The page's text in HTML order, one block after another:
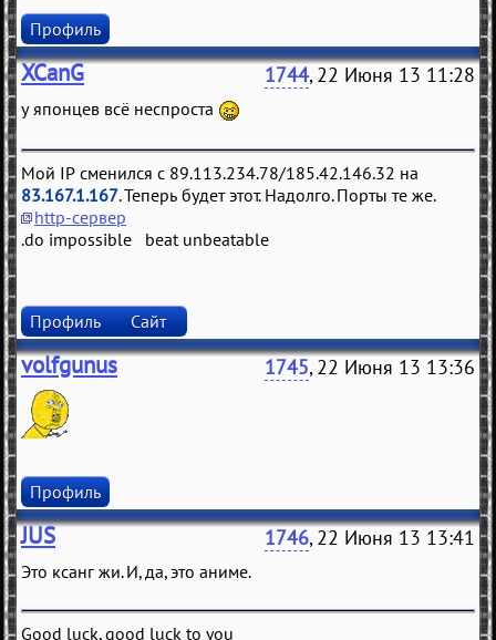
Профиль
XCanG 1744, 22 Июня 13 11:28
у японцев всё неспроста
Мой IP сменился с 89.113.234.78/185.42.146.32 на
83.167.1.167. Теперь будет этот. Надолго. Порты те же.
http-сервер
.do impossible beat unbeatable
Профиль Сайт
volfgunus 1745, 22 Июня 13 13:36
Профиль
JUS 1746, 22 Июня 13 13:41
Это ксанг жи. И, да, это аниме.
Good luck, good luck to you